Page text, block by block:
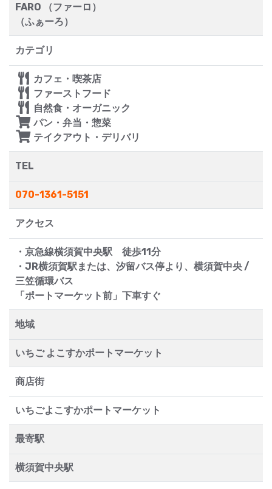
FARO （ファーロ）
（ふぁーろ）
カテゴリ
カフェ・喫茶店
ファーストフード
自然食・オーガニック
パン・弁当・惣菜
テイクアウト・デリバリ
TEL
070-1361-5151
アクセス
・京急線横須賀中央駅 徒歩11分
・JR横須賀駅または、汐留バス停より、横須賀中央 /
三笠循環バス
「ポートマーケット前」下車すぐ
地域
いちご よこすかポートマーケット
商店街
いちごよこすかポートマーケット
最寄駅
横須賀中央駅